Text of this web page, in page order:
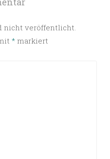
nicht veröffentlicht.
* markiert